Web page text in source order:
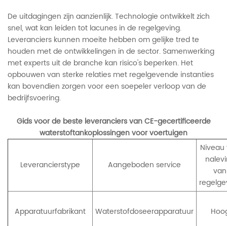
De uitdagingen zijn aanzienlijk. Technologie ontwikkelt zich
snel, wat kan leiden tot lacunes in de regelgeving.
Leveranciers kunnen moeite hebben om gelijke tred te
houden met de ontwikkelingen in de sector. Samenwerking
met experts uit de branche kan risico's beperken. Het
opbouwen van sterke relaties met regelgevende instanties
kan bovendien zorgen voor een soepeler verloop van de
bedrijfsvoering.
Gids voor de beste leveranciers van CE-gecertificeerde
waterstoftankoplossingen voor voertuigen
Leverancierstype Aangeboden service
van
Apparatuurfabrikant Waterstofdoseerapparatuur